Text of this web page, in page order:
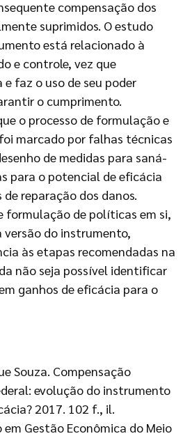
compensação dos
suprimidos. O estudo
está relacionado à
e controle, vez que
faz o uso de seu poder
o cumprimento.
o processo de formulação e
marcado por falhas técnicas
de medidas para saná-
para o potencial de eficácia
reparação dos danos.
formulação de políticas em si,
do instrumento,
às etapas recomendadas na
não seja possível identificar
ganhos de eficácia para o
Souza. Compensação
evolução do instrumento
2017. 102 f., il.
Gestão Econômica do Meio